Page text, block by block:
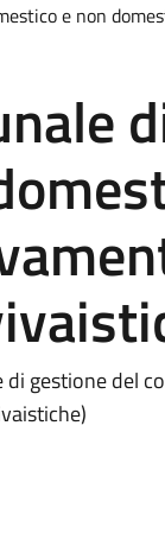
e non
gestione del